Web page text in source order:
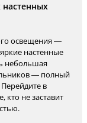
освещения —
настенные
небольшая
— полный
в
кто не заставит